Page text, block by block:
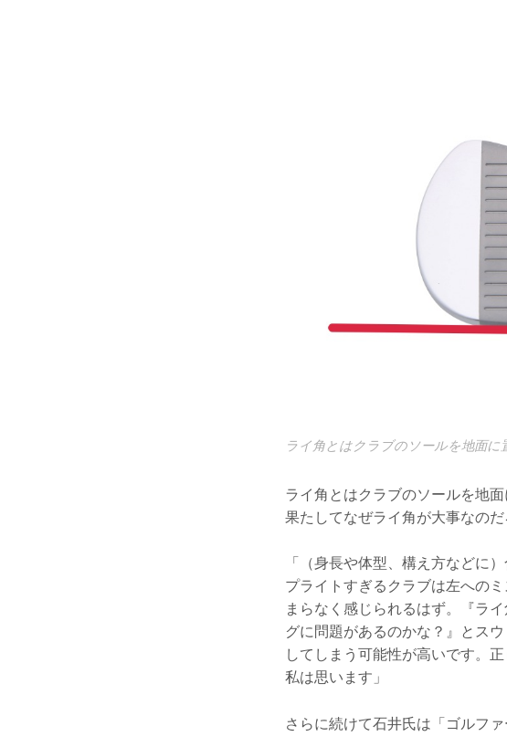
ライ角とはクラブのソールを地面
ライ角とはクラブのソールを地
果たしてなぜライ角が大事なの
「（身長や体型、構え方などに
プライトすぎるクラブは左への
まらなく感じられるはず。『ラ
グに問題があるのかな？』とス
してしまう可能性が高いです。
私は思います」
さらに続けて石井氏は「ゴルフ